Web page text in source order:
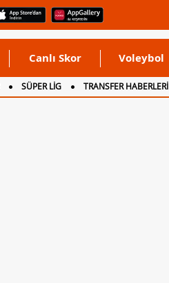
Canlı Skor Voleybol
SÜPER LİG TRANSFER HABERLERİ